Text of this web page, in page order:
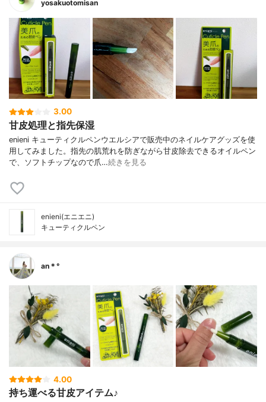
yosakuotomisan
3.00
甘皮処理と指先保湿
enieni キューティクルペンウエルシアで販売中のネイルケアグッズを使
用してみました。指先の肌荒れを防ぎながら甘皮除去できるオイルペン
で、ソフトチップなので爪…続きを見る
enieni(エニエニ)
キューティクルペン
an＊°
4.00
持ち運べる甘皮アイテム♪